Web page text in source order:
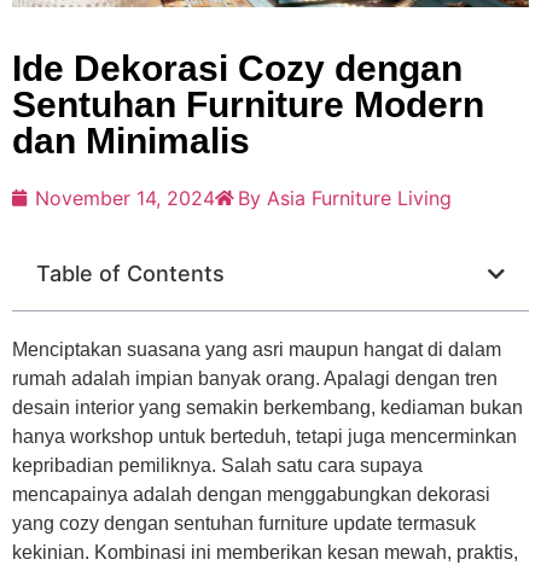
Ide Dekorasi Cozy dengan
Sentuhan Furniture Modern
dan Minimalis
November 14, 2024 By Asia Furniture Living
Table of Contents
Menciptakan suasana yang asri maupun hangat di dalam
rumah adalah impian banyak orang. Apalagi dengan tren
desain interior yang semakin berkembang, kediaman bukan
hanya workshop untuk berteduh, tetapi juga mencerminkan
kepribadian pemiliknya. Salah satu cara supaya
mencapainya adalah dengan menggabungkan dekorasi
yang cozy dengan sentuhan furniture update termasuk
kekinian. Kombinasi ini memberikan kesan mewah, praktis,